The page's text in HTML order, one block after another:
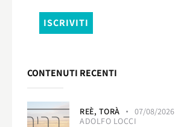
CONTENUTI RECENTI
REÈ, TORÀ 07/08/2026
ADOLFO LOCCI